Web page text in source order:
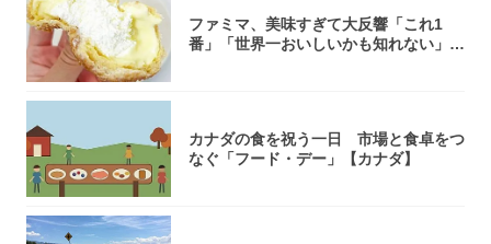
ファミマ、美味すぎて大反響「これ1
番」「世界一おいしいかも知れない」
カナダの食を祝う一日 市場と食卓をつ
なぐ「フード・デー」【カナダ】